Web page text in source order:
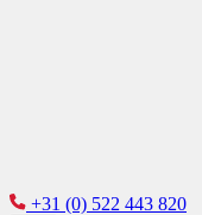
+31 (0) 522 443 820